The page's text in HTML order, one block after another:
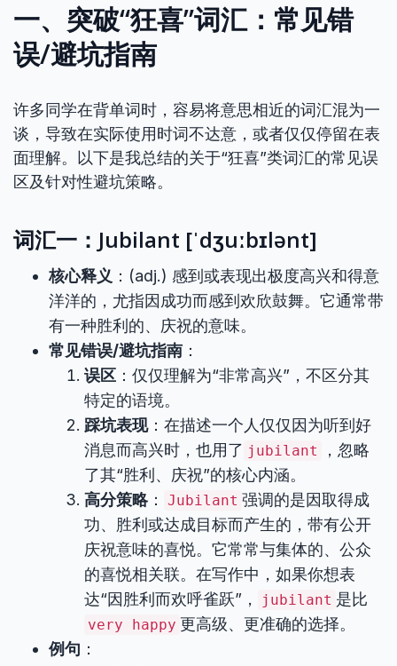
一、突破“狂喜”词汇：常见错
误/避坑指南
许多同学在背单词时，容易将意思相近的词汇混为一
谈，导致在实际使用时词不达意，或者仅仅停留在表
面理解。以下是我总结的关于“狂喜”类词汇的常见误
区及针对性避坑策略。
词汇一：Jubilant [ˈdʒuːbɪlənt]
核心释义 ：(adj.) 感到或表现出极度高兴和得意
洋洋的，尤指因成功而感到欢欣鼓舞。它通常带
有一种胜利的、庆祝的意味。
常见错误/避坑指南 ：
误区 ：仅仅理解为“非常高兴”，不区分其
特定的语境。
踩坑表现：在描述一个人仅仅因为听到好
消息而高兴时，也用了 jubilant
，忽略
了其“胜利、庆祝”的核心内涵。
高分策略 ： Jubilant 强调的是因取得成
功、胜利或达成目标而产生的，带有公开
庆祝意味的喜悦。它常常与集体的、公众
的喜悦相关联。在写作中，如果你想表
达“因胜利而欢呼雀跃”，
jubilant 是比
very happy 更高级、更准确的选择。
例句 ：